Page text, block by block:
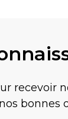
recevoir
bonnes